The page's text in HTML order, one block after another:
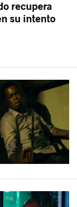
recupera
su intento